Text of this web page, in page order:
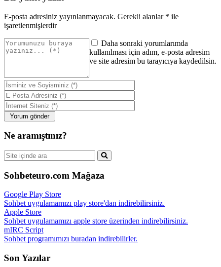
E-posta adresiniz yayınlanmayacak. Gerekli alanlar * ile
işaretlenmişlerdir
Daha sonraki yorumlarımda
kullanılması için adım, e-posta adresim
ve site adresim bu tarayıcıya kaydedilsin.
Ne aramıştınız?
Sohbeteuro.com Mağaza
Google Play Store
Sohbet uygulamamızı play store'dan indirebilirsiniz.
Apple Store
Sohbet uygulamamızı apple store üzerinden indirebilirsiniz.
mIRC Script
Sohbet programımızı buradan indirebilirler.
Son Yazılar